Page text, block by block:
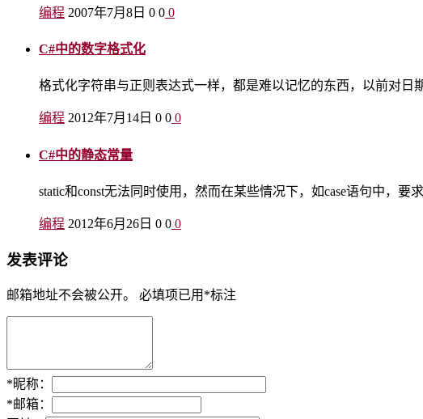
编程 2007年7月8日 0 0 0
C#中的数字格式化
格式化字符串与正则表达式一样，都是难以记忆的东西，以前对日
编程 2012年7月14日 0 0 0
C#中的静态常量
static和const无法同时使用，然而在某些情况下，如case语句中，
编程 2012年6月26日 0 0 0
发表评论
邮箱地址不会被公开。 必填项已用 *标注
*昵称：
*邮箱：